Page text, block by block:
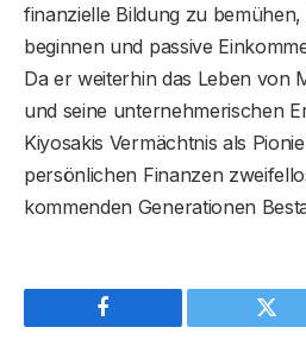
finanzielle Bildung zu
beginnen und passive
Da er weiterhin das Leben von
und seine unternehmerischen
Kiyosakis Vermächtnis als
persönlichen Finanzen
kommenden Generationen
Facebook